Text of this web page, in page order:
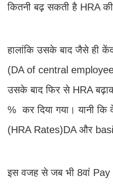
कितनी बढ़ सकती है HRA
हालांकि उसके बाद जैसे ही
(DA of central
उसके बाद फिर से HRA
% कर दिया गया। यानी
(HRA Rates)DA और
इस वजह से जब भी 8वां Pay